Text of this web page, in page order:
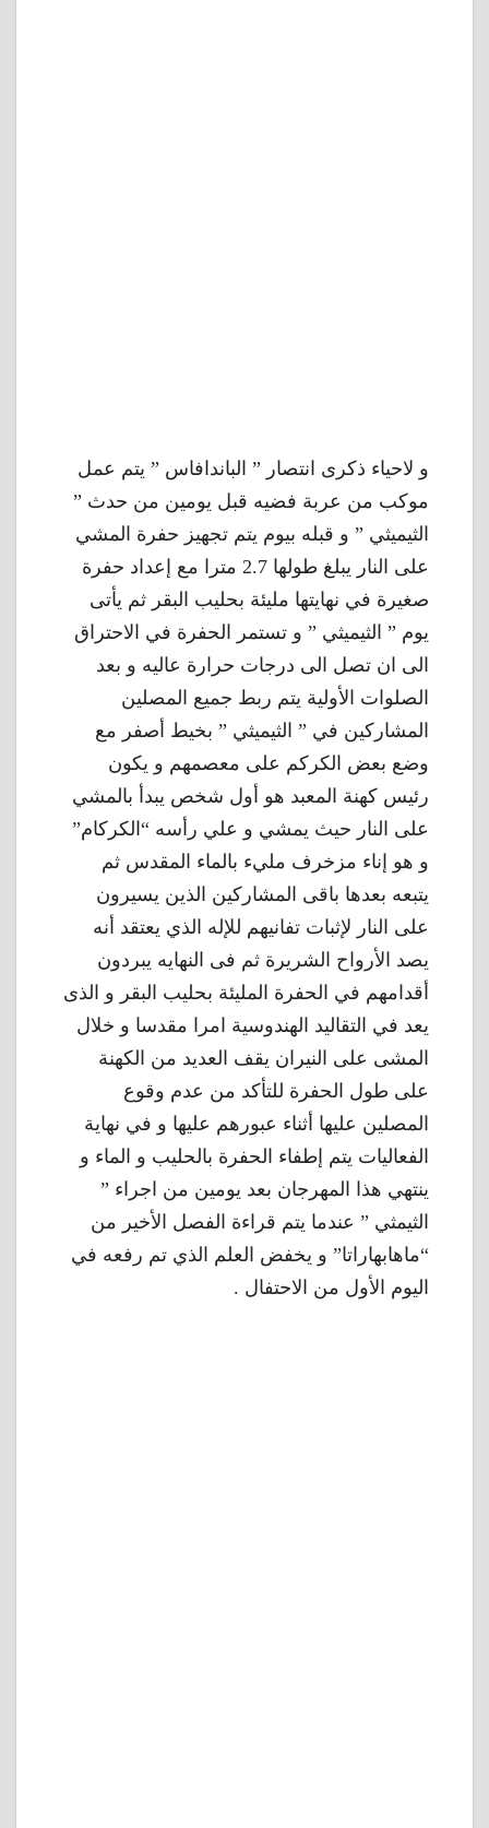
و لاحياء ذكرى انتصار ” الباندافاس ” يتم عمل
موكب من عربة فضيه قبل يومين من حدث ”
الثيميثي ” و قبله بيوم يتم تجهيز حفرة المشي
على النار يبلغ طولها 2.7 مترا مع إعداد حفرة
صغيرة في نهايتها مليئة بحليب البقر ثم يأتى
يوم ” الثيميثي ” و تستمر الحفرة في الاحتراق
الى ان تصل الى درجات حرارة عاليه و بعد
الصلوات الأولية يتم ربط جميع المصلين
المشاركين في ” الثيميثي ” بخيط أصفر مع
وضع بعض الكركم على معصمهم و يكون
رئيس كهنة المعبد هو أول شخص يبدأ بالمشي
على النار حيث يمشي و علي رأسه “الكركام”
و هو إناء مزخرف مليء بالماء المقدس ثم
يتبعه بعدها باقى المشاركين الذين يسيرون
على النار لإثبات تفانيهم للإله الذي يعتقد أنه
يصد الأرواح الشريرة ثم فى النهايه يبردون
أقدامهم في الحفرة المليئة بحليب البقر و الذى
يعد في التقاليد الهندوسية امرا مقدسا و خلال
المشى على النيران يقف العديد من الكهنة
على طول الحفرة للتأكد من عدم وقوع
المصلين عليها أثناء عبورهم عليها و في نهاية
الفعاليات يتم إطفاء الحفرة بالحليب و الماء و
ينتهي هذا المهرجان بعد يومين من اجراء ”
الثيمثي ” عندما يتم قراءة الفصل الأخير من
“ماهابهاراتا” و يخفض العلم الذي تم رفعه في
اليوم الأول من الاحتفال .